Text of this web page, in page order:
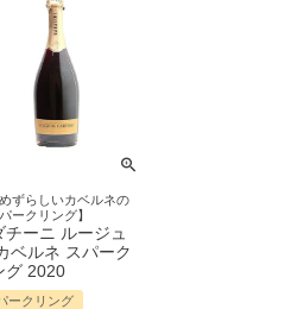
めずらしいカベルネの
ークリング】
チーニ ルージュ
ベルネ スパーク
グ 2020
ークリング